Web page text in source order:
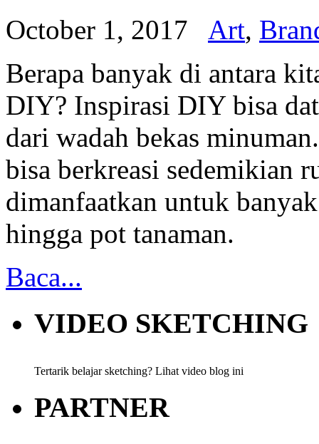
October 1, 2017 Art,
Berapa banyak di antara
DIY? Inspirasi DIY bisa
dari wadah bekas
bisa berkreasi sedemikian
dimanfaatkan untuk
hingga pot tanaman.
Baca...
VIDEO SKETCHING
Tertarik belajar sketching? Lihat video blog ini
PARTNER